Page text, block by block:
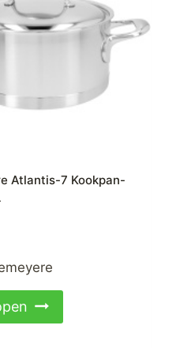
Atlantis-7 Kookpan-